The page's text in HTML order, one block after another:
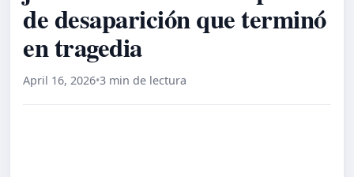
de desaparición que terminó
en tragedia
April 16, 2026•3 min de lectura